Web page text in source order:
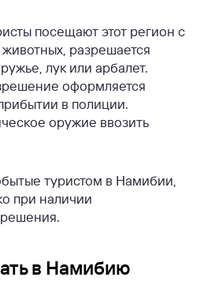
посещают этот регион с
разрешается
лук или арбалет.
оформляется
в полиции.
оружие ввозить
туристом в Намибии,
при наличии
в Намибию